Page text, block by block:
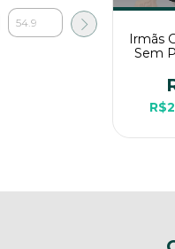
Irmãs
Sem